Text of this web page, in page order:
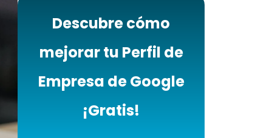
Descubre cómo
mejorar tu Perfil de
Empresa de Google
¡Gratis!